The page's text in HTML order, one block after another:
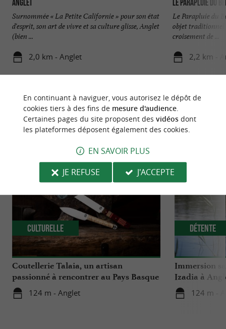
Anglet
Surnommée « La Petite Californie » pour son état
d'esprit, son art de vivre et sa culture glisse, Anglet
(bien ...
2,0 km - Anglet
Le Parapluie du
Le Parapluie du
objet traditionnel
croisement de ...
2,2 km -
NOUS AVONS TESTÉPOUR VOUS
Coutellerie Talaia, un artisan
passionné à rencontrer au Pays Basque
124 m - Anglet
Culturelle
Immersion
Izadia à
124 m -
Détente
En continuant à naviguer, vous autorisez le dépôt de
cookies tiers à des fins de mesure d'audience.
Certaines pages du site proposent des vidéosdont
les plateformes déposent également des cookies.
EN SAVOIR PLUS
JE REFUSE
J'ACCEPTE